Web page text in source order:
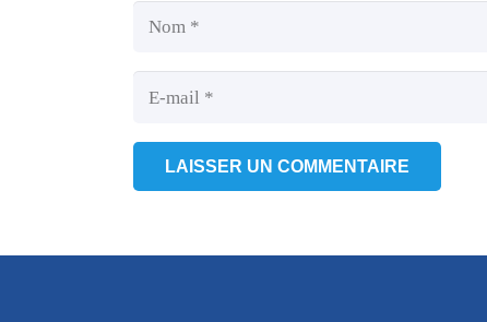
LAISSER UN COMMENTAIRE